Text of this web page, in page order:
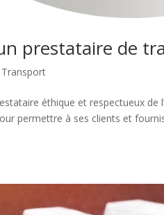
prestataire de
Transport
éthique et respectueux de
permettre à ses clients et